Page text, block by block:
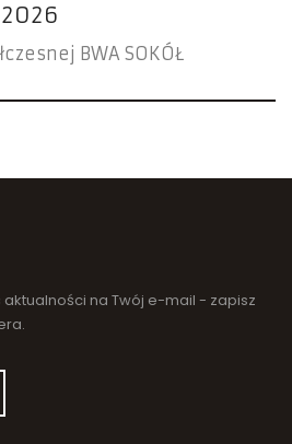
BWA SOKÓŁ
na Twój e-mail - zapisz